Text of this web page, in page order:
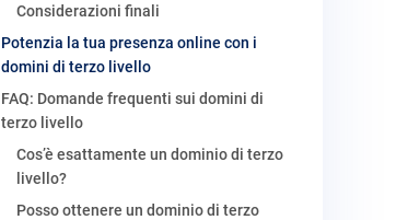
Considerazioni finali
Potenzia la tua presenza online con i
domini di terzo livello
FAQ: Domande frequenti sui domini di
terzo livello
Cos’è esattamente un dominio di terzo
livello?
Posso ottenere un dominio di terzo